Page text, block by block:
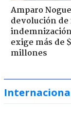
Amparo
devolución de
exige más de
millones